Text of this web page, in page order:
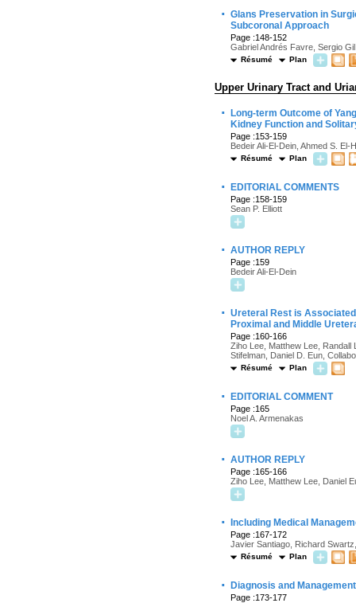
· Glans Preservation in
Subcoronal Approach
Page :148-152
Gabriel Andrés Favre, Sergio
Résumé Plan
Upper Urinary Tract and
·
Long-term Outcome of
Kidney Function and
Page :153-159
Bedeir Ali-El-Dein, Ahmed S.
Résumé Plan
· EDITORIAL COMMENTS
Page :158-159
Sean P. Elliott
· AUTHOR REPLY
Page :159
Bedeir Ali-El-Dein
· Ureteral Rest is
Proximal and Middle
Page :160-166
Ziho Lee, Matthew Lee, Randall
Stifelman, Daniel D. Eun,
Résumé Plan
· EDITORIAL COMMENT
Page :165
Noel A. Armenakas
· AUTHOR REPLY
Page :165-166
Ziho Lee, Matthew Lee, Daniel
· Including Medical
Page :167-172
Javier Santiago, Richard
Résumé Plan
· Diagnosis and
Page :173-177